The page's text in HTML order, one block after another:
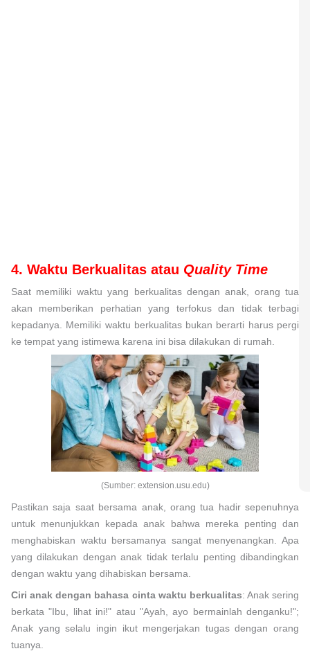
4. Waktu Berkualitas atau Quality Time
Saat memiliki waktu yang berkualitas dengan anak, orang tua
akan memberikan perhatian yang terfokus dan tidak terbagi
kepadanya. Memiliki waktu berkualitas bukan berarti harus pergi
ke tempat yang istimewa karena ini bisa dilakukan di rumah.
(Sumber: extension.usu.edu)
Pastikan saja saat bersama anak, orang tua hadir sepenuhnya
untuk menunjukkan kepada anak bahwa mereka penting dan
menghabiskan waktu bersamanya sangat menyenangkan. Apa
yang dilakukan dengan anak tidak terlalu penting dibandingkan
dengan waktu yang dihabiskan bersama.
Ciri anak dengan bahasa cinta waktu berkualitas: Anak sering
berkata "Ibu, lihat ini!" atau "Ayah, ayo bermainlah denganku!";
Anak yang selalu ingin ikut mengerjakan tugas dengan orang
tuanya.